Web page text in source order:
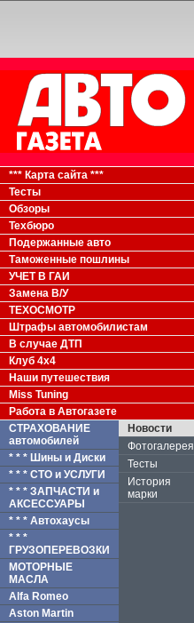
*** Карта сайта ***
Тесты
Обзоры
Техбюро
Подержанные авто
Таможенные пошлины
УЧЕТ В ГАИ
Замена В/У
ТЕХОСМОТР
Штрафы автомобилистам
В случае ДТП
Клуб 4x4
Наши путешествия
Miss Tuning
Работа в Автогазете
СТРАХОВАНИЕ
автомобилей
* * * Шины и Диски
* * * СТО и УСЛУГИ
* * * ЗАПЧАСТИ и
АКСЕССУАРЫ
* * * Автохаусы
* * *
ГРУЗОПЕРЕВОЗКИ
МОТОРНЫЕ
МАСЛА
Alfa Romeo
Aston Martin
Новости
Фотогалерея
Тесты
История
марки